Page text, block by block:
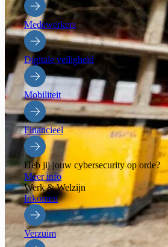
Medewerkers
Digitale veiligheid
Mobiliteit
Financieel
Heb jij jouw cybersecurity op orde?
Meer info
Werk & Welzijn
Inkomen
Verzuim